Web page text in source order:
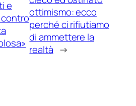
e
ottimismo: ecco
perché ci rifiutiamo
di ammettere la
realtà →